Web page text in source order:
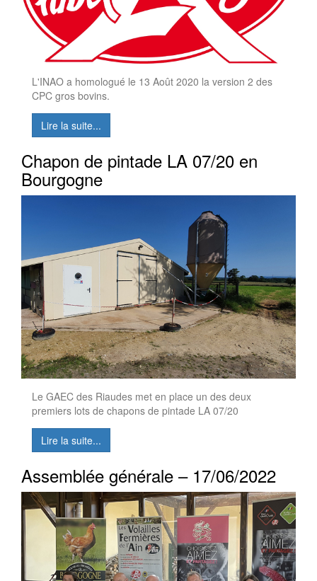
L'INAO a homologué le 13 Août 2020 la version 2 des
CPC gros bovins.
Lire la suite...
Chapon de pintade LA 07/20 en
Bourgogne
Le GAEC des Riaudes met en place un des deux
premiers lots de chapons de pintade LA 07/20
Lire la suite...
Assemblée générale – 17/06/2022